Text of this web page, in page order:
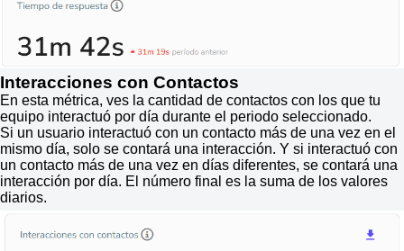
Interacciones con Contactos
En esta métrica, ves la cantidad de contactos con los que tu
equipo interactuó por día durante el periodo seleccionado.
Si un usuario interactuó con un contacto más de una vez en el
mismo día, solo se contará una interacción. Y si interactuó con
un contacto más de una vez en días diferentes, se contará una
interacción por día. El número final es la suma de los valores
diarios.